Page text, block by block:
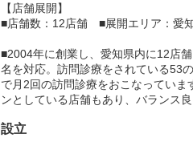
【店舗展開】
■店舗数：12店舗 ■展開エリア：愛
■2004年に創業し、愛知県内に12店
名を対応。訪問診療をされている53
で月2回の訪問診療をおこなってい
ンとしている店舗もあり、バランス
設立